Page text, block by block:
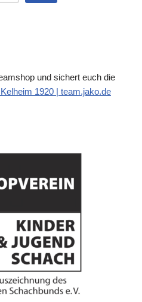
und sichert euch die
1920 | team.jako.de